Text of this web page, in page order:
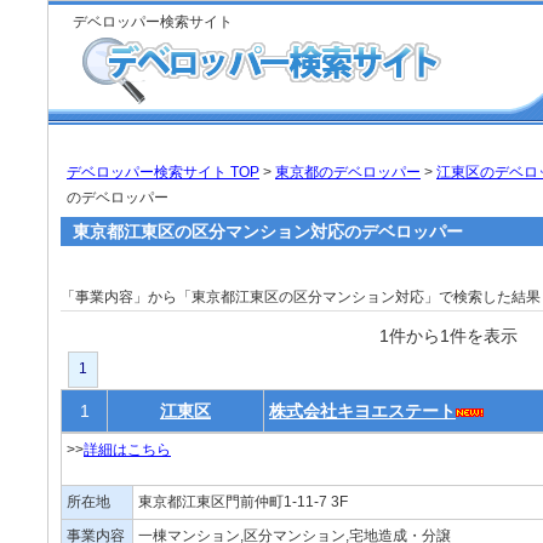
デベロッパー検索サイト
デベロッパー検索サイト TOP > 東京都のデベロッパー > 江東区のデベロ
のデベロッパー
東京都江東区の区分マンション対応のデベロッパー
「事業内容」から「東京都江東区の区分マンション対応」で検索した結果
1件から1件を表
1
1 江東区 株式会社キヨエステート
>>詳細はこちら
所在地
東京都江東区門前仲町1-11-7 3F
事業内容
一棟マンション,区分マンション,宅地造成・分譲